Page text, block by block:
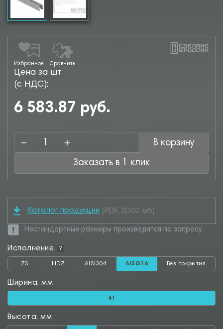
Избранное Сравнить
Цена за шт
(с НДС):
6 583.87 руб.
В корзину
Заказать в 1 клик
Каталог продукции (PDF, 20.02 мб)
Нестандартные размеры производятся по запросу
Исполнение ?
ZS HDZ AISI304 AISI316 Без покрытия
Ширина, мм
41
Высота, мм